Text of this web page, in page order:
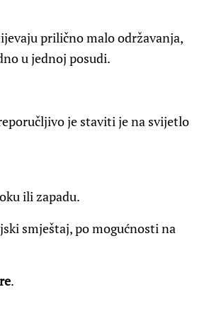
prilično malo održavanja,
u jednoj posudi.
je staviti je na svijetlo
ili zapadu.
smještaj, po mogućnosti na
.